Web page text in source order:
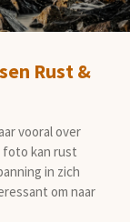
Rust &
vooral over
foto kan rust
in zich
om naar